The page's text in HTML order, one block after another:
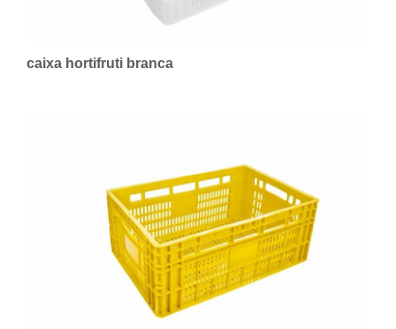
caixa hortifruti branca